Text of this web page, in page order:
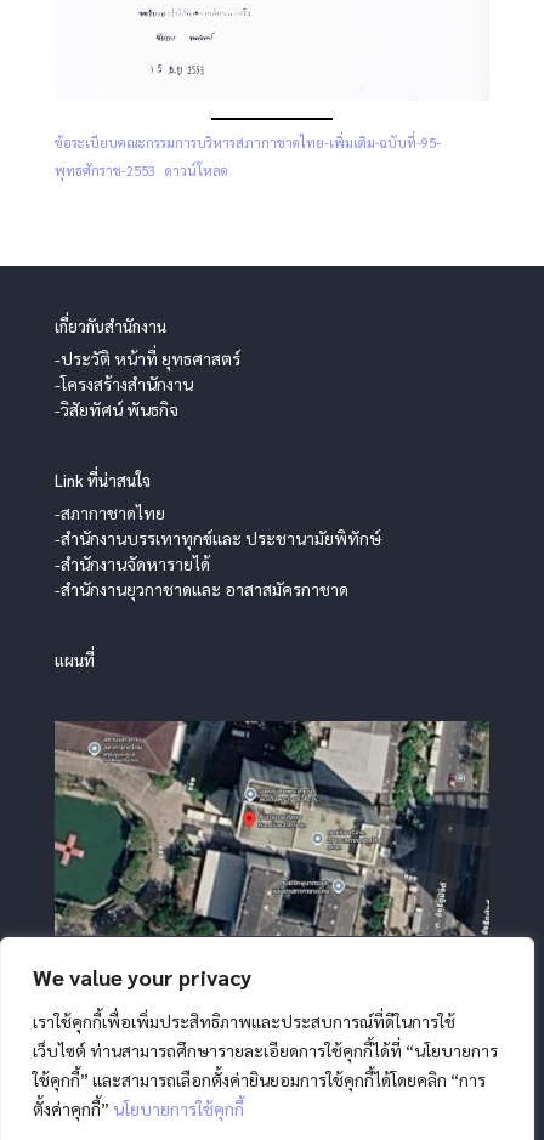
We value your privacy
เราใช้คุกกี้เพื่อเพิ่มประสิทธิภาพและประสบการณ์ที่ดีในการใช้
เว็บไซต์ ท่านสามารถศึกษารายละเอียดการใช้คุกกี้ได้ที่ “นโยบายการ
ใช้คุกกี้” และสามารถเลือกตั้งค่ายินยอมการใช้คุกกี้ได้โดยคลิก “การ
ตั้งค่าคุกกี้” นโยบายการใช้คุกกี้
ข้อระเบียบคณะกรรมการบริหารสภากาชาดไทย-เพิ่มเติม-ฉบับที่-95-
พุทธศักราช-2553
ดาวน์โหลด
เกี่ยวกับสำนักงาน
-ประวัติ หน้าที่ ยุทธศาสตร์
-โครงสร้างสำนักงาน
-วิสัยทัศน์ พันธกิจ
Link ที่น่าสนใจ
-สภากาชาดไทย
-สำนักงานบรรเทาทุกข์และ ประชานามัยพิทักษ์
-สำนักงานจัดหารายได้
-สำนักงานยุวกาชาดและ อาสาสมัครกาชาด
แผนที่